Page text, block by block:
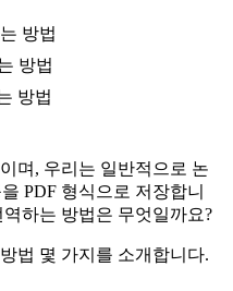
방법
방법
방법
며, 우리는 일반적으로 논
PDF 형식으로 저장합니
하는 방법은 무엇일까요?
법 몇 가지를 소개합니다.